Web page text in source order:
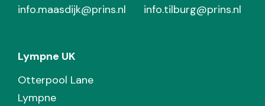
info.maasdijk@prins.nl
info.tilburg@prins.nl
Lympne UK
Otterpool Lane
Lympne